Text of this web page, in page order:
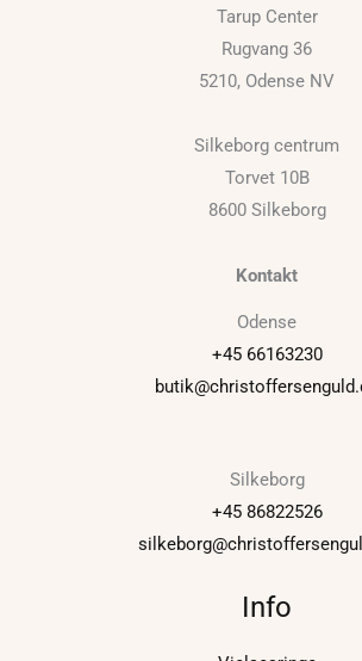
Tarup Center
Rugvang 36
5210, Odense NV
Silkeborg centrum
Torvet 10B
8600 Silkeborg
Kontakt
Odense
+45 66163230
Silkeborg
+45 86822526
Info